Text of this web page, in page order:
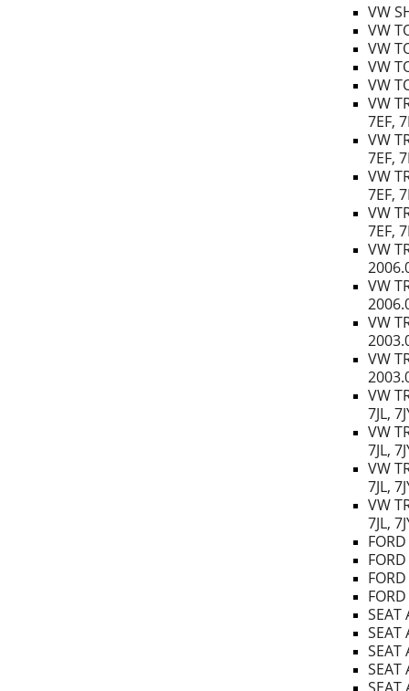
VW
VW
VW
VW
VW
VW
7EF,
VW
7EF,
VW
7EF,
VW
7EF,
VW
VW
VW
VW
VW
7JL,
VW
7JL,
VW
7JL,
VW
7JL,
SEAT
SEAT
SEAT
SEAT